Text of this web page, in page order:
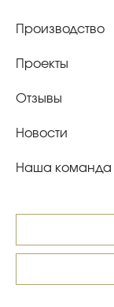
Производство
Проекты
Отзывы
Новости
Наша команда